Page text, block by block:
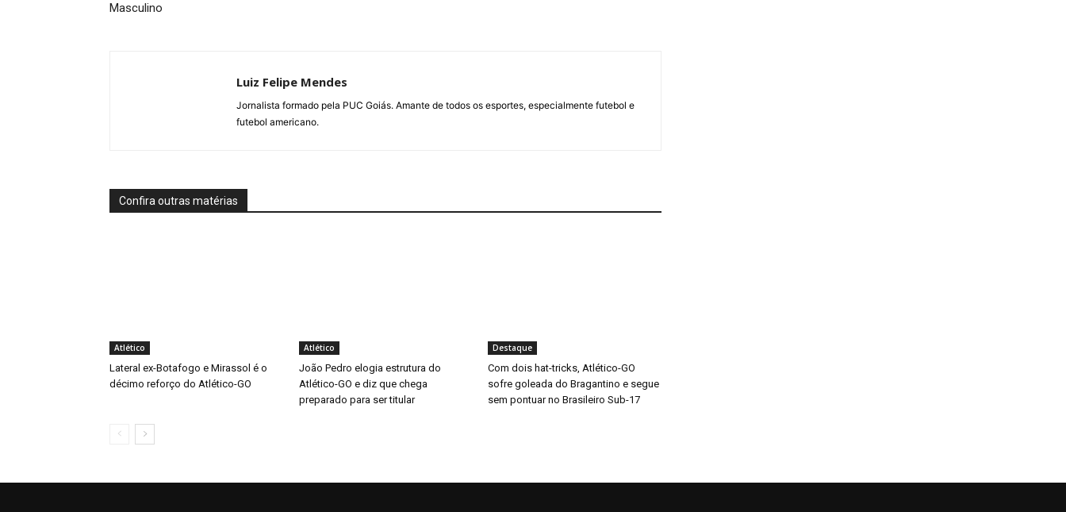
Masculino
Luiz Felipe Mendes
Jornalista formado pela PUC Goiás. Amante de todos os esportes, especialmente futebol e
futebol americano.
Confira outras matérias
Atlético
Lateral ex-Botafogo e Mirassol é o
décimo reforço do Atlético-GO
Atlético
João Pedro elogia estrutura do
Atlético-GO e diz que chega
preparado para ser titular
Destaque
Com dois hat-tricks, Atlético-GO
sofre goleada do Bragantino e segue
sem pontuar no Brasileiro Sub-17